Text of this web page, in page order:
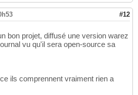
#12
bon projet, diffusé une version warez
vu qu'il sera open-source sa
ils comprennent vraiment rien a